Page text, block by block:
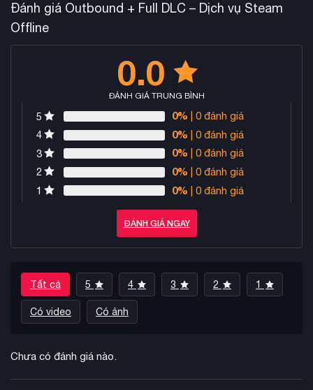
Đánh giá Outbound + Full DLC – Dịch vụ Steam
Offline
0.0
ĐÁNH GIÁ TRUNG BÌNH
5 0% | 0 đánh giá
4
0% | 0 đánh giá
3
0% | 0 đánh giá
2
0% | 0 đánh giá
1
0% | 0 đánh giá
ĐÁNH GIÁ NGAY
Tất cả 5 4 3 2 1
Có video Có ảnh
Chưa có đánh giá nào.